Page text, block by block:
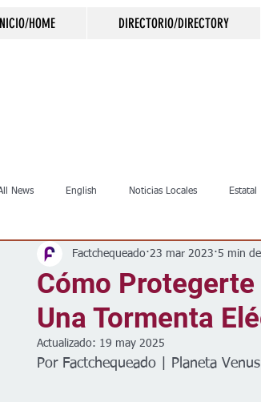
HOME DIRECTORIO/DIRECTORY
News English Noticias Locales Estatal
Crimen Negocios Salud
Clima Vivienda Escuelas
Cómo
Una Tormenta
Factchequeado 23 mar 2023 5 min
Actualizado: 19 may 2025
Por Factchequeado | Planeta